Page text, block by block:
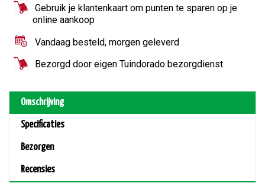
Gebruik je klantenkaart om punten te sparen op je
online aankoop
Vandaag besteld, morgen geleverd
Bezorgd door eigen Tuindorado bezorgdienst
Omschrijving
Specificaties
Bezorgen
Recensies